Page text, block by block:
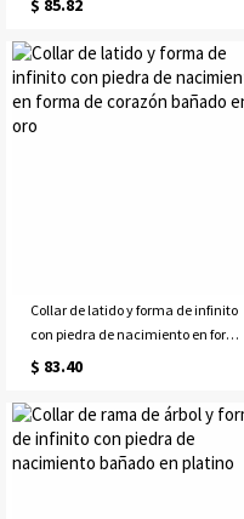
$ 85.82
Collar de latido y forma de infinito
con piedra de nacimiento en forma
de corazón bañado en oro
$ 83.40